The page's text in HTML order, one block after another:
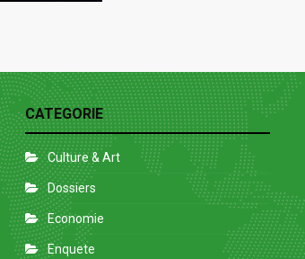
CATEGORIE
Culture & Art
Dossiers
Economie
Enquete